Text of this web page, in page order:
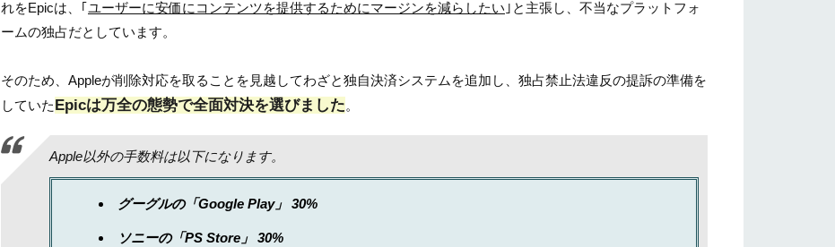
れをEpicは、｢ユーザーに安価にコンテンツを提供するためにマージンを減らしたい ｣と主張し、不当なプラットフォ
ームの独占だとしています。
そのため、Appleが削除対応を取ることを見越してわざと独自決済システムを追加し、独占禁止法違反の提訴の準備を
していたEpicは万全の態勢で全面対決を選びました。
Apple以外の手数料は以下になります。
グーグルの「Google Play」 30%
ソニーの「PS Store」 30%